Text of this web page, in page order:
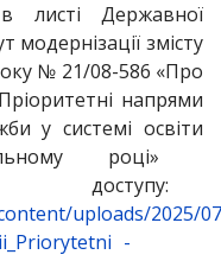
листі Державної
модернізації змісту
№ 21/08-586 «Про
напрями
у системі освіти
році»
uploads/2025/
-